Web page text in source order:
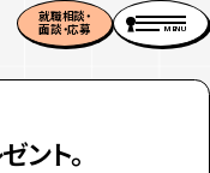
就職相談・
面談・応募
MENU
ント。